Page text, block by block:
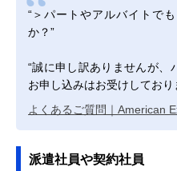
“＞パートやアルバイトで
か？”
“誠に申し訳ありませんが、
お申し込みはお受けしており
よくあるご質問｜American
派遣社員や契約社員